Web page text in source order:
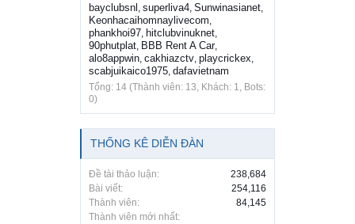
bayclubsnl superliva4 Sunwinasianet
Keonhacaihomnaylivecom
phankhoi97 hitclubvinuknet
90phutplat BBB Rent A Car,
alo8appwin cakhiazctv playcrickex
scabjuikaico1975 dafavietnam
Tổng: 14 (Thành viên: 13, Khách: 1, Bots:
0)
THỐNG KÊ DIỄN ĐÀN
Đề tài thảo luận:
238,684
Bài viết:
254,116
Thành viên:
84,145
Thành viên mới nhất: